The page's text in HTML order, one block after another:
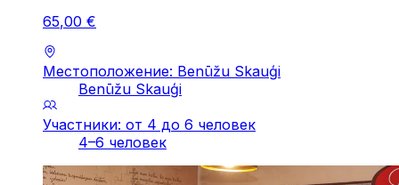
65,00 €
Местоположение: Benūžu Skauģi
Benūžu Skauģi
Участники: от 4 до 6 человек
4–6 человек